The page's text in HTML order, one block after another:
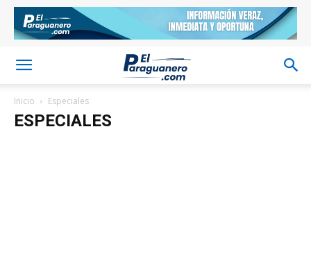
Inicio Especiales
ESPECIALES